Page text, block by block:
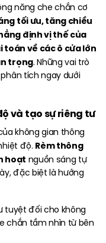
năng che chắn cơ
tối ưu, tăng chiều
định vị thế của
toán về các ô cửa lớn
trọng. Những vai trò
tích ngay dưới
và tạo sự riêng tư
không gian thông
độ. Rèm thông
hoạt nguồn sáng tự
đặc biệt là hướng
tuyệt đối cho không
chắn tầm nhìn từ bên